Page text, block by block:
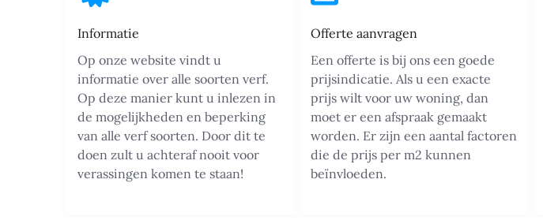
Informatie
Op onze website vindt u
informatie over alle soorten verf.
Op deze manier kunt u inlezen in
de mogelijkheden en beperking
van alle verf soorten. Door dit te
doen zult u achteraf nooit voor
verassingen komen te staan!
Offerte aanvragen
Een offerte is bij ons een goede
prijsindicatie. Als u een exacte
prijs wilt voor uw woning, dan
moet er een afspraak gemaakt
worden. Er zijn een aantal factoren
die de prijs per m2 kunnen
beïnvloeden.